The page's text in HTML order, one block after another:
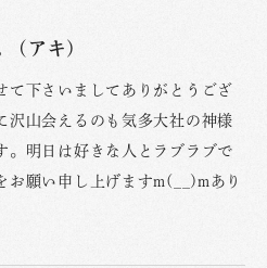
(アキ)
て下さいましてありがとうござ
沢山会えるのも気多大社の神様
。明日は好きな人とラブラブで
お願い申し上げますm(__)mあり